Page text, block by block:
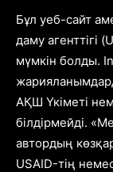
Бұл уеб-сайт
даму агенттігі
мүмкін болды.
АҚШ Үкіметі
білдірмейді.
автордың
USAID-тің